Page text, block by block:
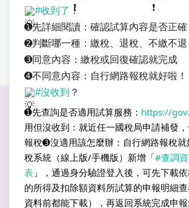
#收到了 ！
➊先詳細閱讀：確認試算內容是否正確
➋判斷哪一種：繳稅、退稅、不繳不退
➌同意內容：繳稅或回復確認就完成
➍不同意內容：自行網路報稅就好啦！
#沒收到 ？
➊先查詢是否適用試算服務： https://
用但沒收到：就近任一國稅局申請補發
報稅➌沒適用該怎麼辦：自行網路報稅就
稅系統（線上版/手機版）新增「#查調
表 」，通過身分驗證登入後，可先下載
的所得及扣除額資料所試算的申報明細
資料前都能下載），再返回系統完成申